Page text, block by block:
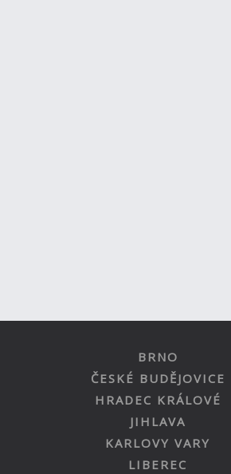
BRNO
ČESKÉ BUDĚJOVICE
HRADEC KRÁLOVÉ
JIHLAVA
KARLOVY VARY
LIBEREC